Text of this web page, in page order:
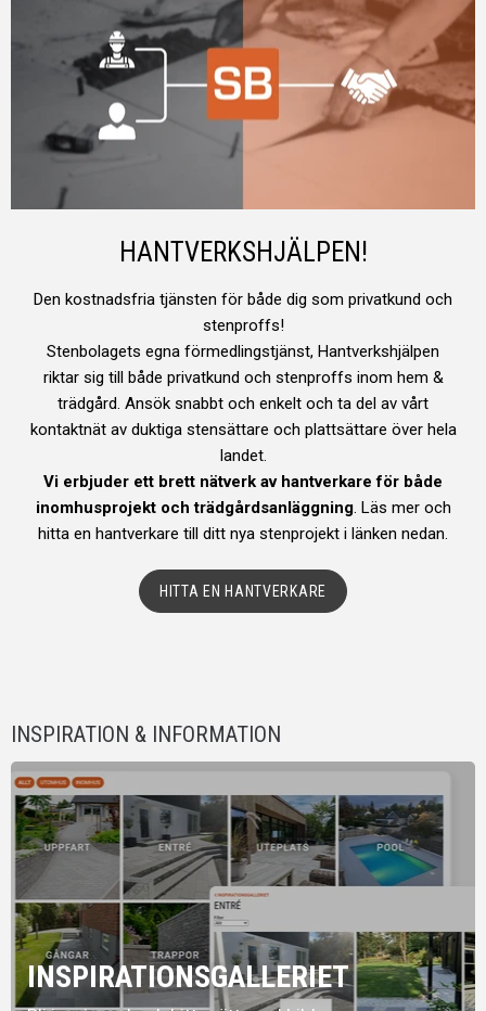
Borghamn Mossa
Klinker 60x30
734 kr / m²
HANTVERKSHJÄLPEN!
Den kostnadsfria tjänsten för både dig som privatkund och
stenproffs!
Stenbolagets egna förmedlingstjänst, Hantverkshjälpen
riktar sig till både privatkund och stenproffs inom hem &
trädgård. Ansök snabbt och enkelt och ta del av vårt
kontaktnät av duktiga stensättare och plattsättare över hela
landet.
Vi erbjuder ett brett nätverk av hantverkare för både
inomhusprojekt och trädgårdsanläggning. Läs mer och
hitta en hantverkare till ditt nya stenprojekt i länken nedan.
HITTA EN HANTVERKARE
INSPIRATION & INFORMATION
INSPIRATIONSGALLERIET